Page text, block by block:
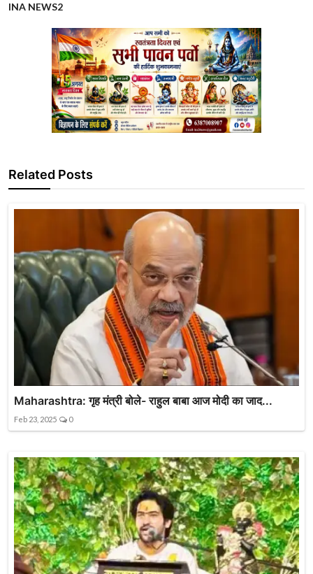
INA NEWS2
Related Posts
Maharashtra: गृह मंत्री बोले- राहुल बाबा आज मोदी का जाद...
Feb 23, 2025 0